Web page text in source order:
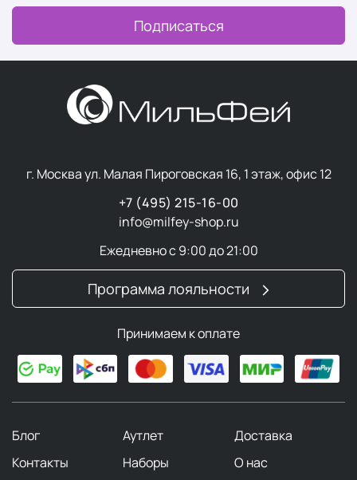
Подписаться
г. Москва ул. Малая Пироговская 16, 1 этаж, офис 12
+7 (495) 215-16-00
info@milfey-shop.ru
Ежедневно с 9:00 до 21:00
Программа лояльности
Принимаем к оплате
Блог Аутлет
Доставка
Контакты
Наборы О нас